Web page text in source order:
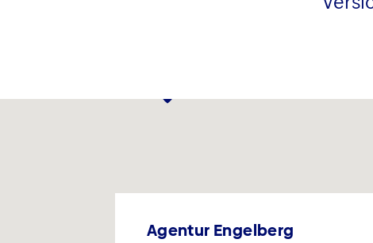
Agentur Engelberg